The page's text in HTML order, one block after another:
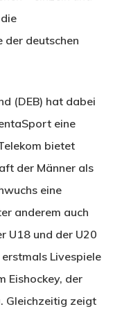
der deutschen
(DEB) hat dabei
eine
bietet
der Männer als
eine
anderem auch
U18 und der U20
erstmals Livespiele
Eishockey, der
Gleichzeitig zeigt